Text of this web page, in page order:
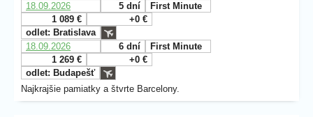
18.09.2026
5 dní
First Minute
1 089 €
+0 €
odlet: Bratislava
18.09.2026
6 dní
First Minute
1 269 €
+0 €
odlet: Budapešť
Najkrajšie pamiatky a štvrte Barcelony.